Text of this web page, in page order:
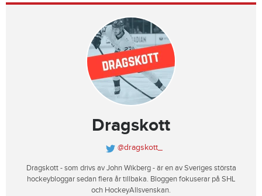
Dragskott
@dragskott_
Dragskott - som drivs av John Wikberg - är en av Sveriges största
hockeybloggar sedan flera år tillbaka. Bloggen fokuserar på SHL
och HockeyAllsvenskan.